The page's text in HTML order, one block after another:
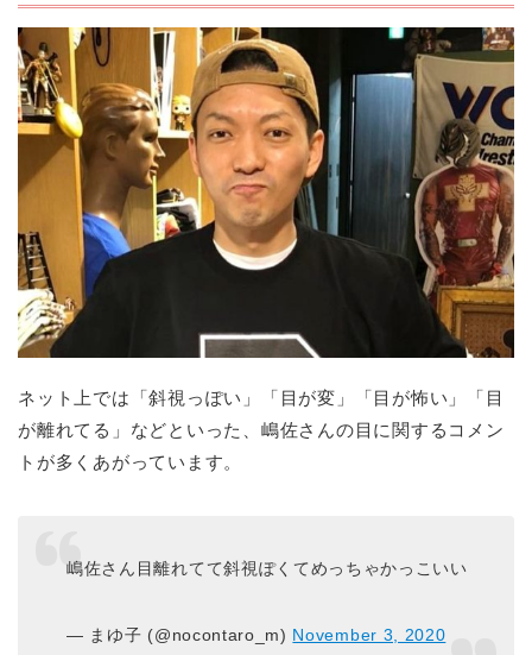
ネット上では「斜視っぽい」「目が変」「目が怖い」「目
が離れてる」などといった、嶋佐さんの目に関するコメン
トが多くあがっています。
嶋佐さん目離れてて斜視ぽくてめっちゃかっこいい
— まゆ子 (@nocontaro_m) November 3, 2020